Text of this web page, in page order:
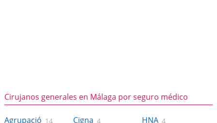
Cirujanos generales en Málaga por seguro médico
Agrupació 14 Cigna 4 HNA 4